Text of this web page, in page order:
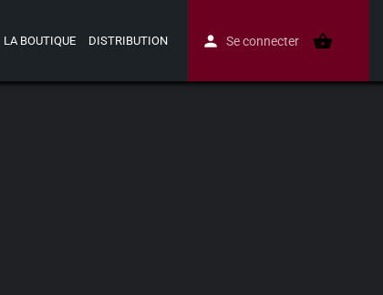
LA BOUTIQUE DISTRIBUTION Se connecter